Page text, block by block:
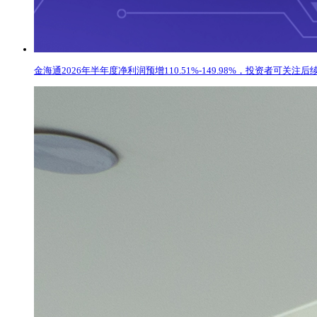
金海通2026年半年度净利润预增110.51%-149.98%，投资者可关注后